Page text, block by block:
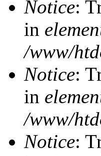
Notice:
in
/www/
Notice:
in
/www/
Notice: